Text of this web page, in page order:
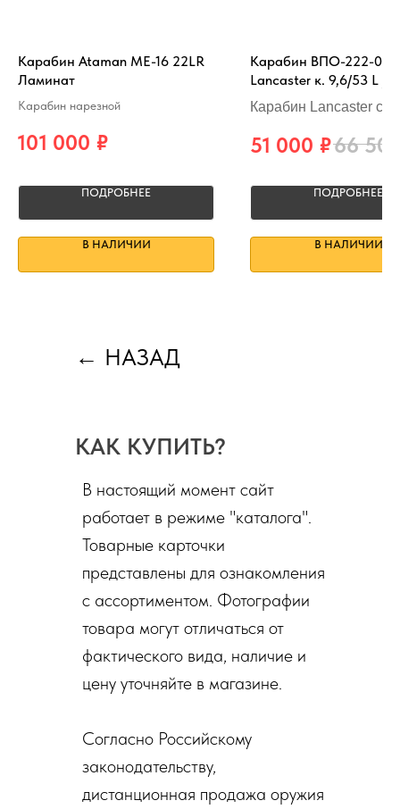
Карабин Ataman ME-16 22LR
Ламинат
Карабин нарезной
101 000 ₽
ПОДРОБНЕЕ
В НАЛИЧИИ
Карабин ВПО-222-00
Lancaster к. 9,6/53 L /
Карабин Lancaster с
51 000 ₽66
ПОДРОБНЕЕ
В НАЛИЧИИ
← НАЗАД
В настоящий момент сайт
работает в режиме "каталога".
Товарные карточки
представлены для ознакомления
с ассортиментом. Фотографии
товара могут отличаться от
фактического вида, наличие и
цену уточняйте в магазине.
Согласно Российскому
законодательству,
дистанционная продажа оружия
КАК КУПИТЬ?